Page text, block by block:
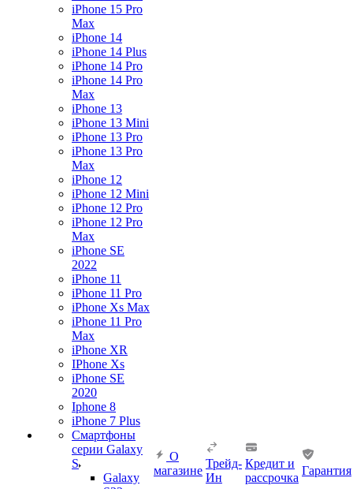
iPhone 15 Pro
Max
iPhone 14
iPhone 14 Plus
iPhone 14 Pro
iPhone 14 Pro
Max
iPhone 13
iPhone 13 Mini
iPhone 13 Pro
iPhone 13 Pro
Max
iPhone 12
iPhone 12 Mini
iPhone 12 Pro
iPhone 12 Pro
Max
iPhone SE
2022
iPhone 11
iPhone 11 Pro
iPhone Xs Max
iPhone 11 Pro
Max
iPhone XR
IPhone Xs
iPhone SE
2020
Iphone 8
iPhone 7 Plus
Смартфоны
серии Galaxy
S
Galaxy
О
магазине
Трейд-
Ин
Кредит и
рассрочка
Гарантия